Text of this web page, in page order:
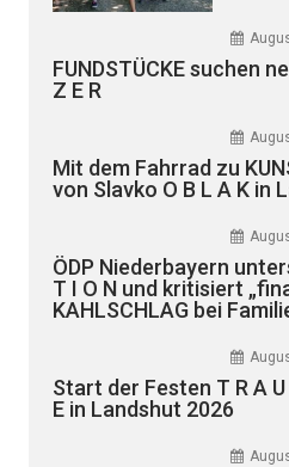
FUNDSTÜCKE suchen
Z E R
Mit dem Fahrrad zu
von Slavko O B L A K in
ÖDP Niederbayern
T I O N und kritisiert
KAHLSCHLAG bei
Start der Festen T R A U
E in Landshut 2026